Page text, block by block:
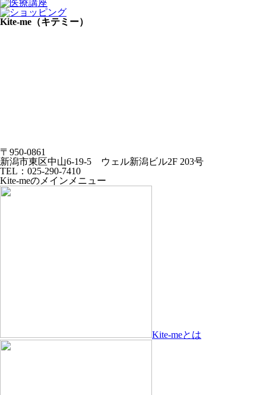
Kite-me（キテミー）
〒950-0861
新潟市東区中山6-19-5 ウェル新潟ビル2F 203号
TEL：025-290-7410
Kite-meのメインメニュー
Kite-meとは